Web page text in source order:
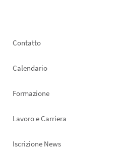
Footer
Contatto
Calendario
Formazione
Lavoro e Carriera
Iscrizione News